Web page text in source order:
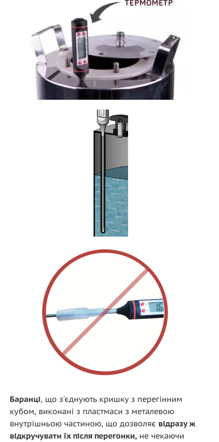
Баранці, що з'єднують кришку з перегінним
кубом, виконані з пластмаси з металевою
внутрішньою частиною, що дозволяє відразу ж
відкручувати їх після перегонки, не чекаючи